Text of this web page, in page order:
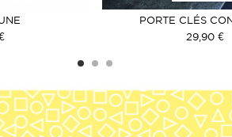
PORTE CLÉS
29,90 €